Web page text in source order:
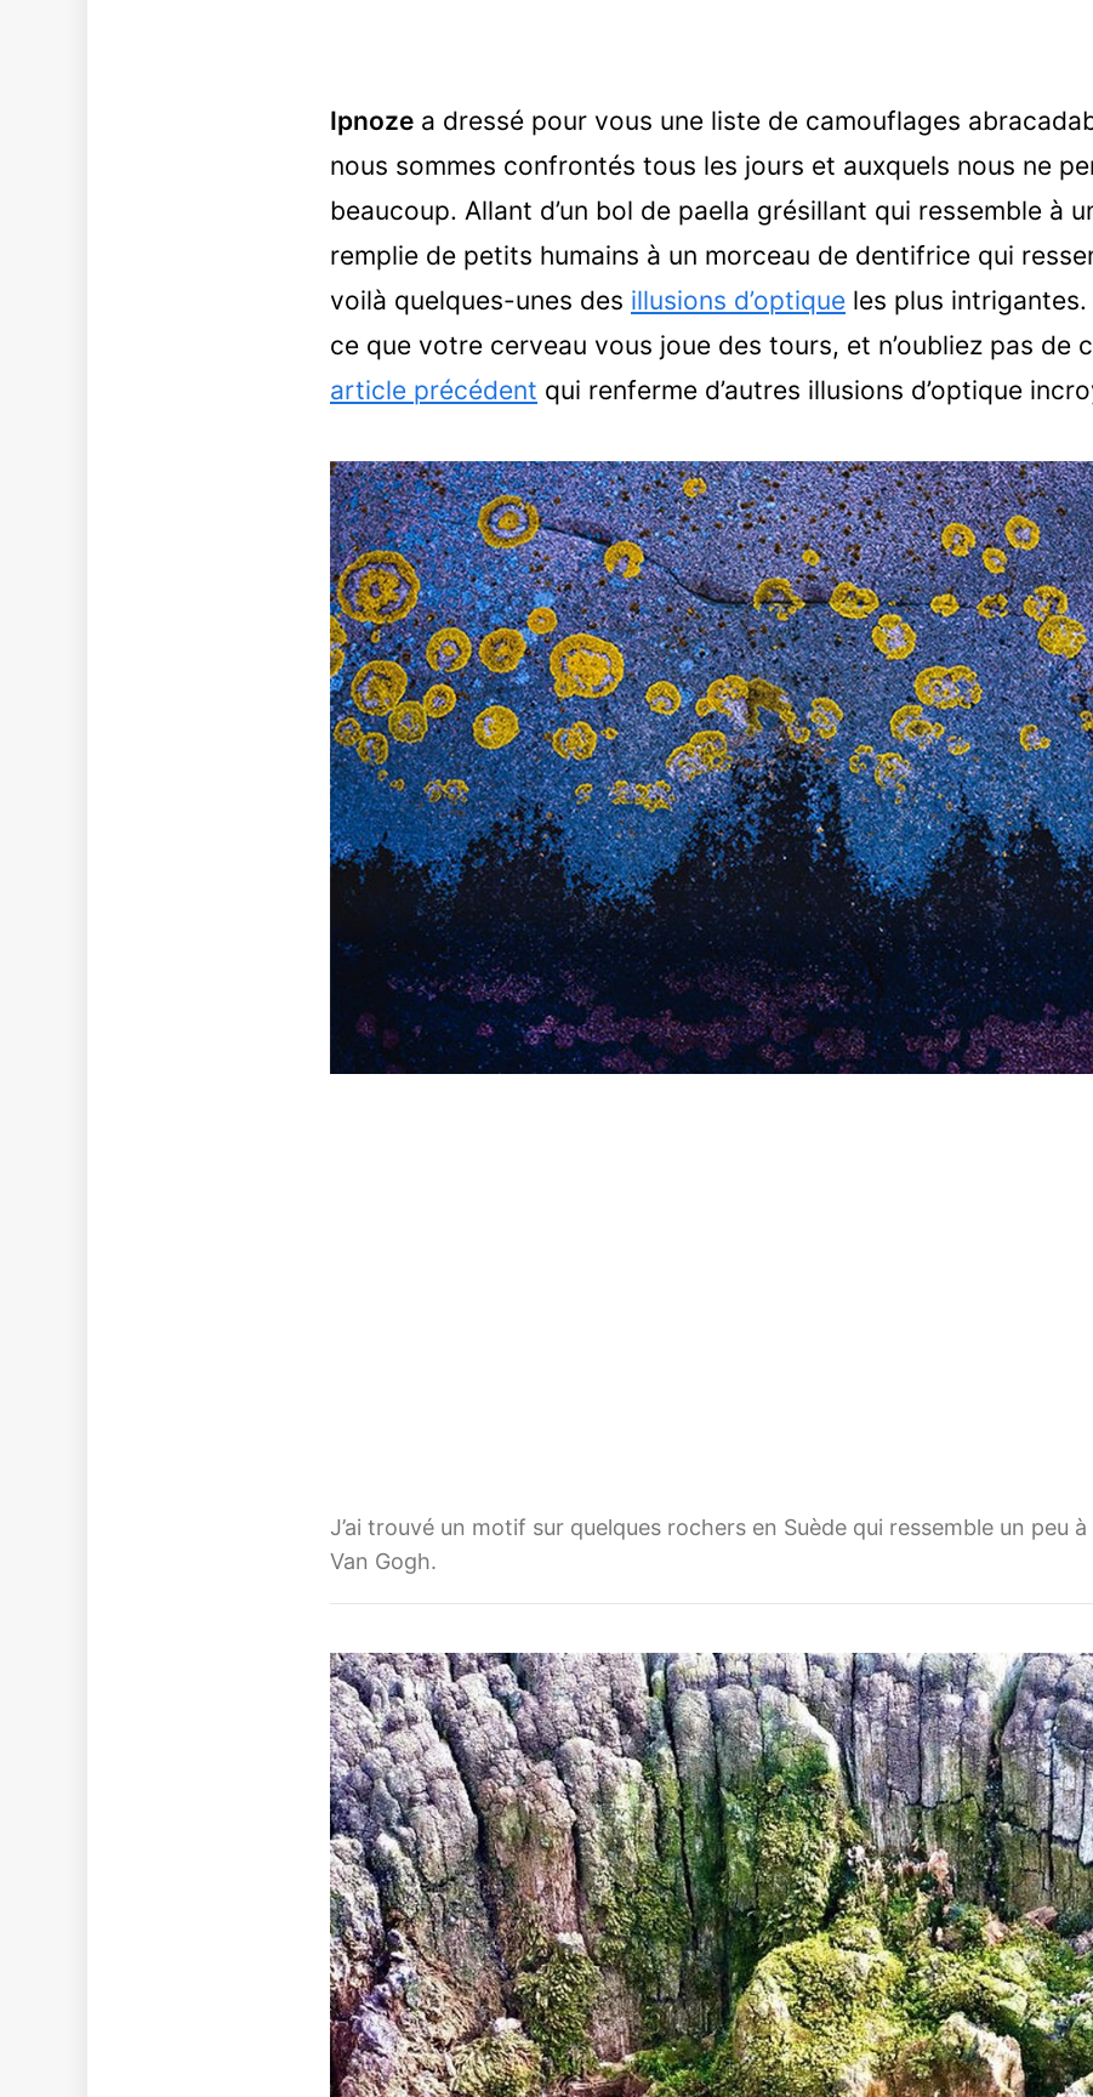
Ipnoze a dressé pour vous une liste de camouflages
nous sommes confrontés tous les jours et auxquels nous ne
beaucoup. Allant d’un bol de paella grésillant qui ressemble à
remplie de petits humains à un morceau de dentifrice qui
voilà quelques-unes des illusions d’optique les plus
ce que votre cerveau vous joue des tours, et n’oubliez pas de
article précédent qui renferme d’autres illusions d’optique
J’ai trouvé un motif sur quelques rochers en Suède qui ressemble un peu
Van Gogh.